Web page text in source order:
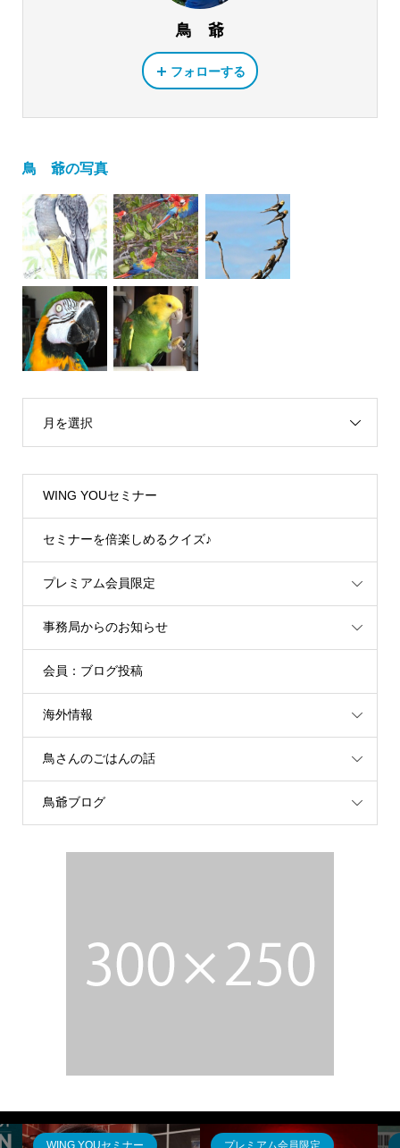
鳥 爺
フォローする
鳥 爺の写真
月を選択
WING YOUセミナー
セミナーを倍楽しめるクイズ♪
プレミアム会員限定
事務局からのお知らせ
会員：ブログ投稿
海外情報
鳥さんのごはんの話
鳥爺ブログ
WING YOUセミナー プレミアム会員限定